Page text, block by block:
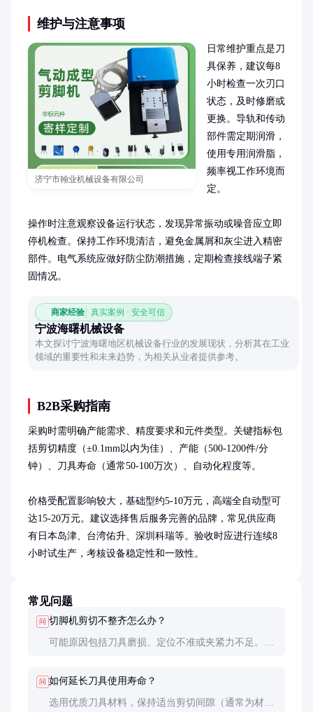
维护与注意事项
济宁市翰业机械设备有限公司
日常维护重点是刀
具保养，建议每8
小时检查一次刃口
状态，及时修磨或
更换。导轨和传动
部件需定期润滑，
使用专用润滑脂，
频率视工作环境而
定。
操作时注意观察设备运行状态，发现异常振动或噪音应立即
停机检查。保持工作环境清洁，避免金属屑和灰尘进入精密
部件。电气系统应做好防尘防潮措施，定期检查接线端子紧
固情况。
商家经验 真实案例 · 安全可信
宁波海曙机械设备
本文探讨宁波海曙地区机械设备行业的发展现状，分析其在工业
领域的重要性和未来趋势，为相关从业者提供参考。
B2B采购指南
采购时需明确产能需求、精度要求和元件类型。关键指标包
括剪切精度（±0.1mm以内为佳）、产能（500-1200件/分
钟）、刀具寿命（通常50-100万次）、自动化程度等。
价格受配置影响较大，基础型约5-10万元，高端全自动型可
达15-20万元。建议选择售后服务完善的品牌，常见供应商
有日本岛津、台湾佑升、深圳科瑞等。验收时应进行连续8
小时试生产，考核设备稳定性和一致性。
常见问题
问 切脚机剪切不整齐怎么办？
可能原因包括刀具磨损、定位不准或夹紧力不足。建
问 如何延长刀具使用寿命？
选用优质刀具材料，保持适当剪切间隙（通常为材料